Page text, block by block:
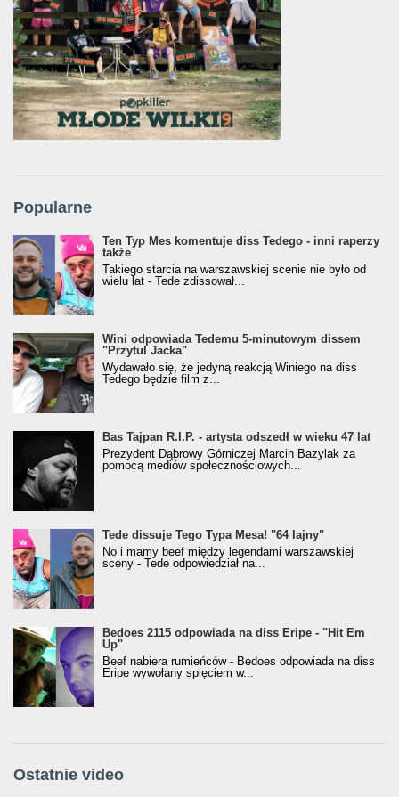
Popularne
Ten Typ Mes komentuje diss Tedego - inni raperzy
także
Takiego starcia na warszawskiej scenie nie było od
wielu lat - Tede zdissował...
Wini odpowiada Tedemu 5-minutowym dissem
"Przytul Jacka"
Wydawało się, że jedyną reakcją Winiego na diss
Tedego będzie film z...
Bas Tajpan R.I.P. - artysta odszedł w wieku 47 lat
Prezydent Dąbrowy Górniczej Marcin Bazylak za
pomocą mediów społecznościowych...
Tede dissuje Tego Typa Mesa! "64 lajny"
No i mamy beef między legendami warszawskiej
sceny - Tede odpowiedział na...
Bedoes 2115 odpowiada na diss Eripe - "Hit Em
Up"
Beef nabiera rumieńców - Bedoes odpowiada na diss
Eripe wywołany spięciem w...
Ostatnie video